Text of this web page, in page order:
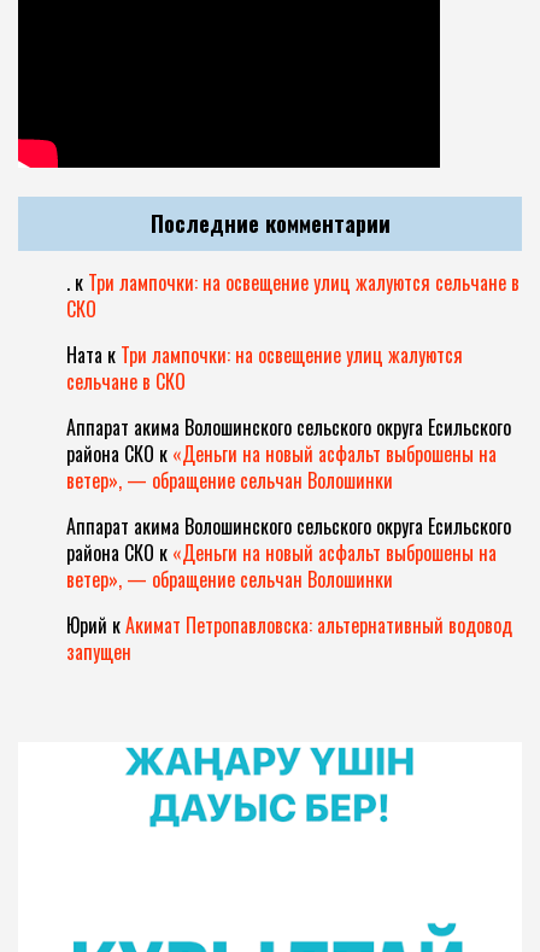
Последние комментарии
. к Три лампочки: на освещение улиц жалуются сельчане в
СКО
Ната к Три лампочки: на освещение улиц жалуются
сельчане в СКО
Аппарат акима Волошинского сельского округа Есильского
района СКО к «Деньги на новый асфальт выброшены на
ветер», — обращение сельчан Волошинки
Аппарат акима Волошинского сельского округа Есильского
района СКО к «Деньги на новый асфальт выброшены на
ветер», — обращение сельчан Волошинки
Юрий кАкимат Петропавловска: альтернативный водовод
запущен